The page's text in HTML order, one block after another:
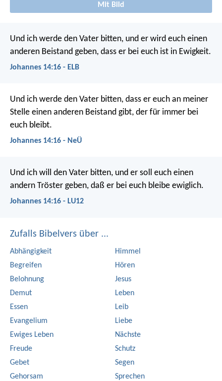
Mit Bild
Und ich werde den Vater bitten, und er wird euch einen
anderen Beistand geben, dass er bei euch ist in Ewigkeit.
Johannes 14:16 - ELB
Und ich werde den Vater bitten, dass er euch an meiner
Stelle einen anderen Beistand gibt, der für immer bei
euch bleibt.
Johannes 14:16 - NeÜ
Und ich will den Vater bitten, und er soll euch einen
andern Tröster geben, daß er bei euch bleibe ewiglich.
Johannes 14:16 - LU12
Zufalls Bibelvers über ...
Abhängigkeit
Begreifen
Belohnung
Demut
Essen
Evangelium
Ewiges Leben
Freude
Gebet
Gehorsam
Himmel
Hören
Jesus
Leben
Leib
Liebe
Nächste
Schutz
Segen
Sprechen